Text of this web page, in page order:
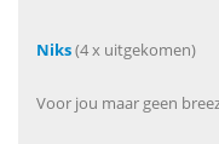
Niks(4 x uitgekomen)
Voor jou maar geen